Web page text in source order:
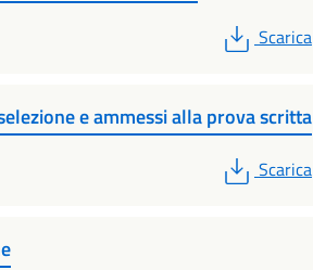
PDF
Scarica
e ammessi alla prova scritta
PDF
Scarica